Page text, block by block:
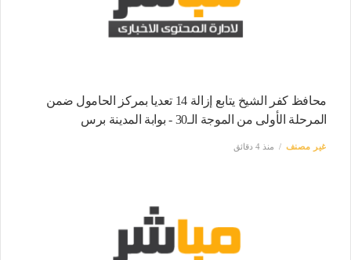
محافظ كفر الشيخ يتابع إزالة 14 تعديا بمركز الحامول ضمن
المرحلة الأولى من الموجة الـ30 - بوابة المدينة برس
غير مصنف منذ 4 دقائق